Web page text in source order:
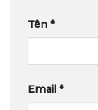
Tên *
Email *